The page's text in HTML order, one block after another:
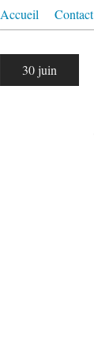
Accueil Contact
30 juin